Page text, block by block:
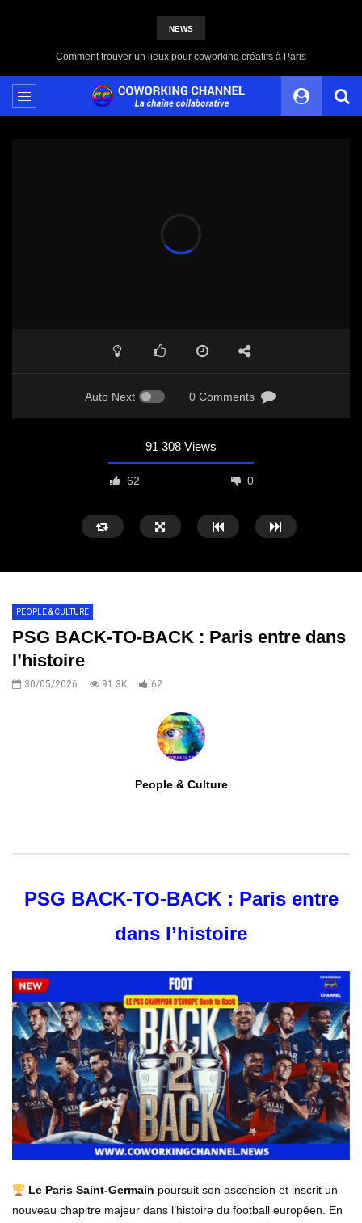
NEWS
Auto Next 0 Comments
91 308 Views
62 0
PEOPLE & CULTURE
PSG BACK-TO-BACK : Paris entre dans
l’histoire
30/05/2026 91.3K 62
People & Culture
PSG BACK-TO-BACK : Paris entre
dans l’histoire
Le Paris Saint-Germain poursuit son ascension et inscrit un
nouveau chapitre majeur dans l’histoire du football européen. En